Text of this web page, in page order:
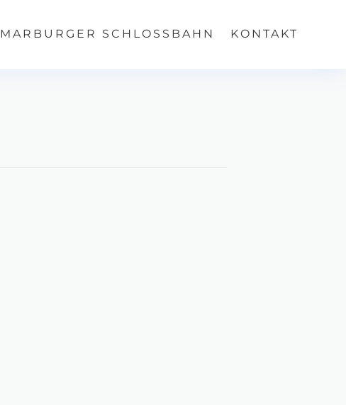
MARBURGER SCHLOSSBAHN KONTAKT